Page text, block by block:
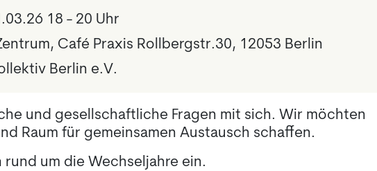
18 - 20 Uhr
Café Praxis Rollbergstr.30, 12053 Berlin
Berlin e.V.
und gesellschaftliche Fragen mit sich. Wir möchten
Raum für gemeinsamen Austausch schaffen.
um die Wechseljahre ein.